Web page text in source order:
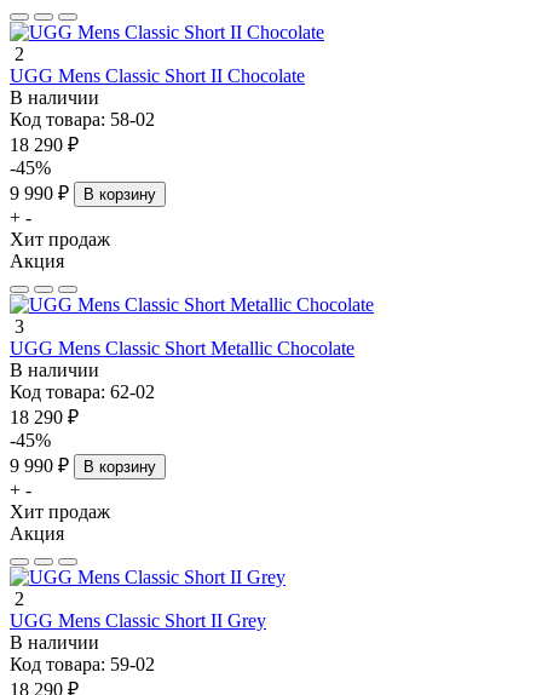
2
UGG Mens Classic Short II Chocolate
В наличии
Код товара: 58-02
18 290 ₽
-45%
9 990 ₽
В корзину
+ -
Хит продаж
Акция
3
UGG Mens Classic Short Metallic Chocolate
В наличии
Код товара: 62-02
18 290 ₽
-45%
9 990 ₽
В корзину
+ -
Хит продаж
Акция
2
UGG Mens Classic Short II Grey
В наличии
Код товара: 59-02
18 290 ₽